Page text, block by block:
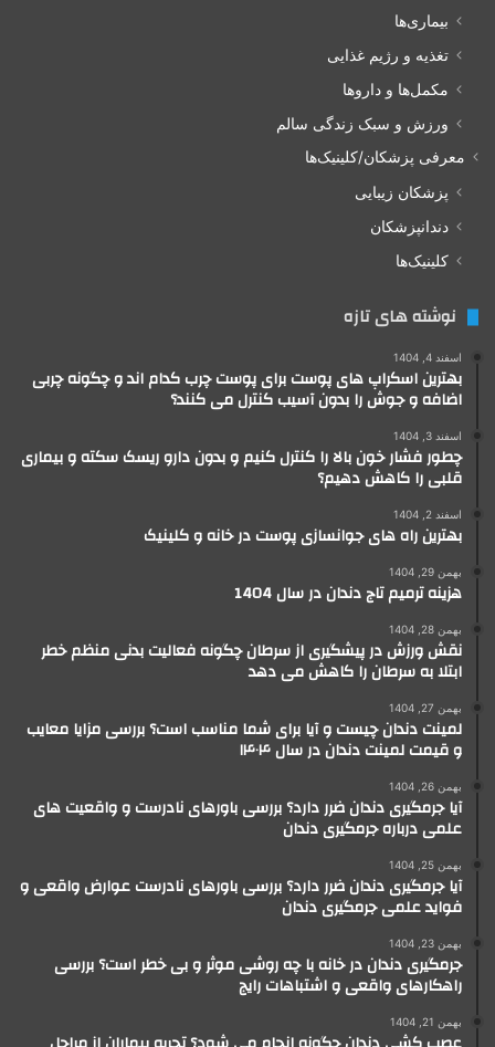
بیماری‌ها
تغذیه و رژیم غذایی
مکمل‌ها و داروها
ورزش و سبک زندگی سالم
معرفی پزشکان/کلینیک‌ها
پزشکان زیبایی
دندانپزشکان
کلینیک‌ها
نوشته های تازه
اسفند 4, 1404
بهترین اسکراپ های پوست برای پوست چرب کدام اند و چگونه چربی
اضافه و جوش را بدون آسیب کنترل می کنند؟
اسفند 3, 1404
چطور فشار خون بالا را کنترل کنیم و بدون دارو ریسک سکته و بیماری
قلبی را کاهش دهیم؟
اسفند 2, 1404
بهترین راه های جوانسازی پوست در خانه و کلینیک
بهمن 29, 1404
هزینه ترمیم تاج دندان در سال 1404
بهمن 28, 1404
نقش ورزش در پیشگیری از سرطان چگونه فعالیت بدنی منظم خطر
ابتلا به سرطان را کاهش می دهد
بهمن 27, 1404
لمینت دندان چیست و آیا برای شما مناسب است؟ بررسی مزایا معایب
و قیمت لمینت دندان در سال ۱۴۰۴
بهمن 26, 1404
آیا جرمگیری دندان ضرر دارد؟ بررسی باورهای نادرست و واقعیت های
علمی درباره جرمگیری دندان
بهمن 25, 1404
آیا جرمگیری دندان ضرر دارد؟ بررسی باورهای نادرست عوارض واقعی و
فواید علمی جرمگیری دندان
بهمن 23, 1404
جرمگیری دندان در خانه با چه روشی موثر و بی خطر است؟ بررسی
راهکارهای واقعی و اشتباهات رایج
بهمن 21, 1404